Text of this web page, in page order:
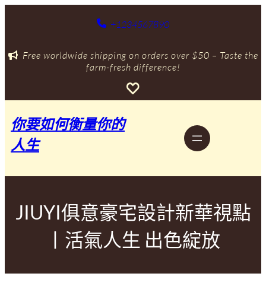
內
+1234567890
Free worldwide shipping on orders over $50 – Taste the
farm-fresh difference!
你要如何衡量你的
人生
JIUYI俱意豪宅設計新華視點
丨活氣人生 出色綻放